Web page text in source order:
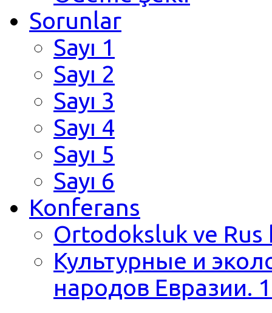
Sorunlar
Sayı 1
Sayı 2
Sayı 3
Sayı 4
Sayı 5
Sayı 6
Konferans
Ortodoksluk ve Rus
Культурные и
народов Евразии.